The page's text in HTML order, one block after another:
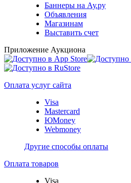
Баннеры на Ау.ру
Объявления
Магазинам
Выставить счет
Приложение Аукциона
Оплата услуг сайта
Visa
Mastercard
ЮMoney
Webmoney
Другие способы оплаты
Оплата товаров
Visa